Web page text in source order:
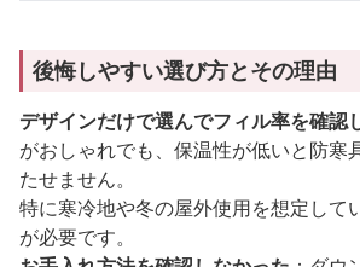
後悔しやすい選び方とその理由
デザインだけで選んでフィル率を確認
がおしゃれでも、保温性が低いと防寒
たせません。
特に寒冷地や冬の屋外使用を想定して
が必要です。